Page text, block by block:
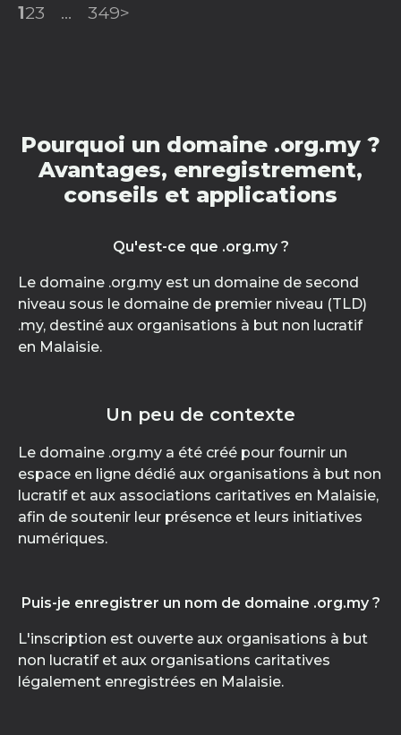
123 ... 349>
Pourquoi un domaine .org.my ?
Avantages, enregistrement,
conseils et applications
Qu'est-ce que .org.my ?
Le domaine .org.my est un domaine de second
niveau sous le domaine de premier niveau (TLD)
.my, destiné aux organisations à but non lucratif
en Malaisie.
Un peu de contexte
Le domaine .org.my a été créé pour fournir un
espace en ligne dédié aux organisations à but non
lucratif et aux associations caritatives en Malaisie,
afin de soutenir leur présence et leurs initiatives
numériques.
Puis-je enregistrer un nom de domaine .org.my ?
L'inscription est ouverte aux organisations à but
non lucratif et aux organisations caritatives
légalement enregistrées en Malaisie.